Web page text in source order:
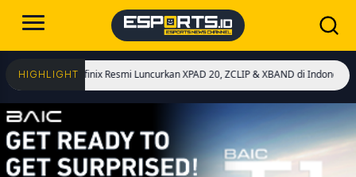
HIGHLIGHT
Infinix Resmi Luncurkan XPAD 20, ZCLIP & XBAND di Indonesia!